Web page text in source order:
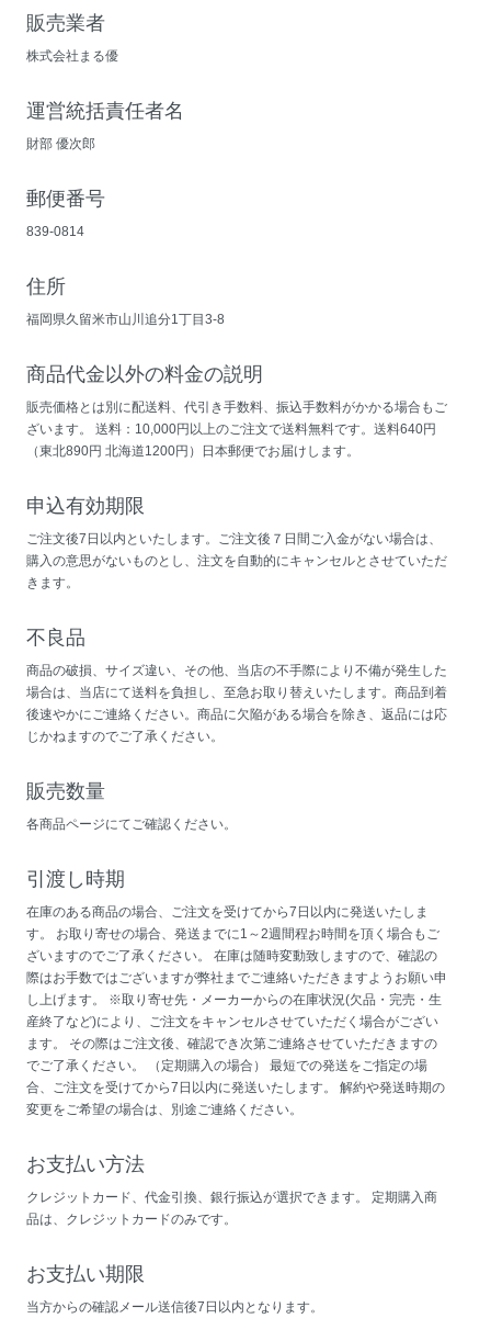
販売業者
株式会社まる優
運営統括責任者名
財部 優次郎
郵便番号
839-0814
住所
福岡県久留米市山川追分1丁目3-8
商品代金以外の料金の説明
販売価格とは別に配送料、代引き手数料、振込手数料がかかる場合もご
ざいます。 送料：10,000円以上のご注文で送料無料です。送料640円
（東北890円 北海道1200円）日本郵便でお届けします。
申込有効期限
ご注文後7日以内といたします。ご注文後７日間ご入金がない場合は、
購入の意思がないものとし、注文を自動的にキャンセルとさせていただ
きます。
不良品
商品の破損、サイズ違い、その他、当店の不手際により不備が発生した
場合は、当店にて送料を負担し、至急お取り替えいたします。商品到着
後速やかにご連絡ください。商品に欠陥がある場合を除き、返品には応
じかねますのでご了承ください。
販売数量
各商品ページにてご確認ください。
引渡し時期
在庫のある商品の場合、ご注文を受けてから7日以内に発送いたしま
す。 お取り寄せの場合、発送までに1～2週間程お時間を頂く場合もご
ざいますのでご了承ください。 在庫は随時変動致しますので、確認の
際はお手数ではございますが弊社までご連絡いただきますようお願い申
し上げます。 ※取り寄せ先・メーカーからの在庫状況(欠品・完売・生
産終了など)により、ご注文をキャンセルさせていただく場合がござい
ます。 その際はご注文後、確認でき次第ご連絡させていただきますの
でご了承ください。 （定期購入の場合） 最短での発送をご指定の場
合、ご注文を受けてから7日以内に発送いたします。 解約や発送時期の
変更をご希望の場合は、別途ご連絡ください。
お支払い方法
クレジットカード、代金引換、銀行振込が選択できます。 定期購入商
品は、クレジットカードのみです。
お支払い期限
当方からの確認メール送信後7日以内となります。